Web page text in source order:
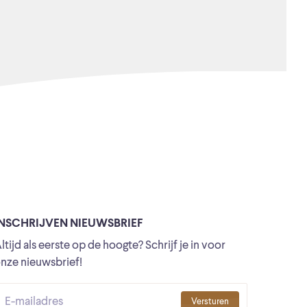
NIEUWSBRIEF
als eerste op de hoogte? Schrijf je in voor
nieuwsbrief!
Versturen